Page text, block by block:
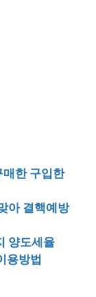
한 구입한
아 결핵예방
양도세율
용방법